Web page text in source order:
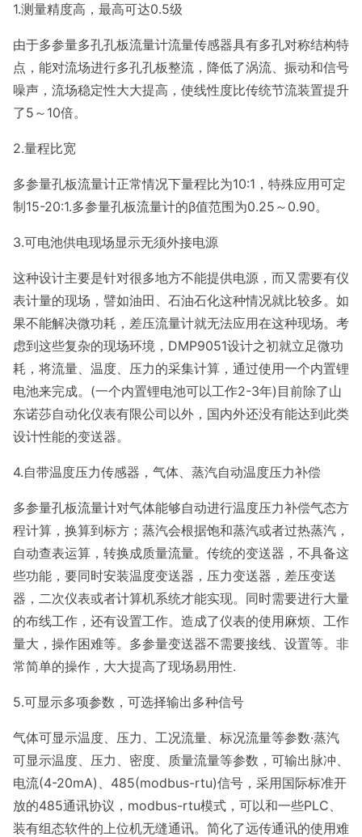
1.测量精度高，最高可达0.5级
由于多参量多孔孔板流量计流量传感器具有多孔对称结构特
点，能对流场进行多孔孔板整流，降低了涡流、振动和信号
噪声，流场稳定性大大提高，使线性度比传统节流装置提升
了5～10倍。
2.量程比宽
多参量孔板流量计正常情况下量程比为10:1，特殊应用可定
制15-20:1.多参量孔板流量计的β值范围为0.25～0.90。
3.可电池供电现场显示无须外接电源
这种设计主要是针对很多地方不能提供电源，而又需要有仪
表计量的现场，譬如油田、石油石化这种情况就比较多。如
果不能解决微功耗，差压流量计就无法应用在这种现场。考
虑到这些复杂的现场环境，DMP9051设计之初就立足微功
耗，将流量、温度、压力的采集计算，通过使用一个内置锂
电池来完成。(一个内置锂电池可以工作2-3年)目前除了山
东诺莎自动化仪表有限公司以外，国内外还没有能达到此类
设计性能的变送器。
4.自带温度压力传感器，气体、蒸汽自动温度压力补偿
多参量孔板流量计对气体能够自动进行温度压力补偿气态方
程计算，换算到标方；蒸汽会根据饱和蒸汽或者过热蒸汽，
自动查表运算，转换成质量流量。传统的变送器，不具备这
些功能，要同时安装温度变送器，压力变送器，差压变送
器，二次仪表或者计算机系统才能实现。同时需要进行大量
的布线工作，还有设置工作。造成了仪表的使用麻烦、工作
量大，操作困难等。多参量变送器不需要接线、设置等。非
常简单的操作，大大提高了现场易用性.
5.可显示多项参数，可选择输出多种信号
气体可显示温度、压力、工况流量、标况流量等参数·蒸汽
可显示温度、压力、密度、质量流量等参数，可输出脉冲、
电流(4-20mA)、485(modbus-rtu)信号，采用国际标准开
放的485通讯协议，modbus-rtu模式，可以和一些PLC、
装有组态软件的上位机无缝通讯。简化了远传通讯的使用难